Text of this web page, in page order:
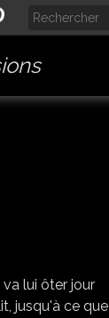
lui ôter jour
jusqu'à ce que